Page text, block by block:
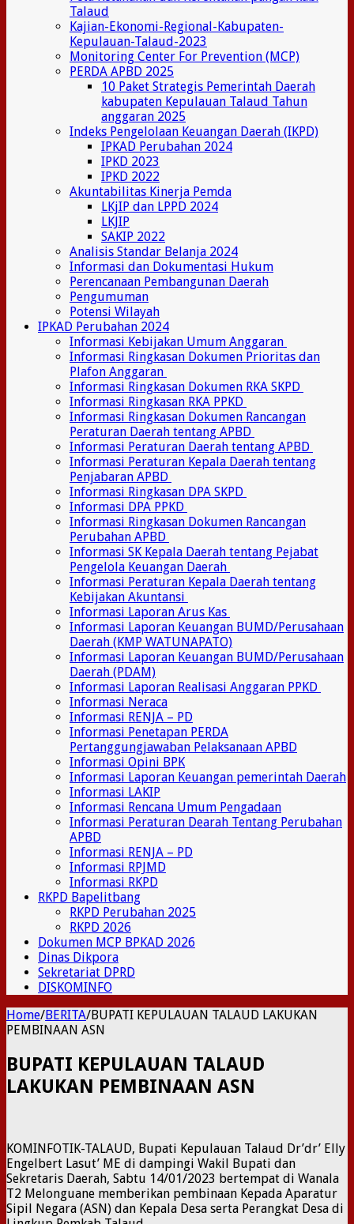
Talaud
Kajian-Ekonomi-Regional-Kabupaten-
Kepulauan-Talaud-2023
Monitoring Center For Prevention (MCP)
PERDA APBD 2025
10 Paket Strategis Pemerintah Daerah
kabupaten Kepulauan Talaud Tahun
anggaran 2025
Indeks Pengelolaan Keuangan Daerah (IKPD)
IPKAD Perubahan 2024
IPKD 2023
IPKD 2022
Akuntabilitas Kinerja Pemda
LKjIP dan LPPD 2024
LKJIP
SAKIP 2022
Analisis Standar Belanja 2024
Informasi dan Dokumentasi Hukum
Perencanaan Pembangunan Daerah
Pengumuman
Potensi Wilayah
IPKAD Perubahan 2024
Informasi Kebijakan Umum Anggaran
Informasi Ringkasan Dokumen Prioritas dan
Plafon Anggaran
Informasi Ringkasan Dokumen RKA SKPD
Informasi Ringkasan RKA PPKD
Informasi Ringkasan Dokumen Rancangan
Peraturan Daerah tentang APBD
Informasi Peraturan Daerah tentang APBD
Informasi Peraturan Kepala Daerah tentang
Penjabaran APBD
Informasi Ringkasan DPA SKPD
Informasi DPA PPKD
Informasi Ringkasan Dokumen Rancangan
Perubahan APBD
Informasi SK Kepala Daerah tentang Pejabat
Pengelola Keuangan Daerah
Informasi Peraturan Kepala Daerah tentang
Kebijakan Akuntansi
Informasi Laporan Arus Kas
Informasi Laporan Keuangan BUMD/Perusahaan
Daerah (KMP WATUNAPATO)
Informasi Laporan Keuangan BUMD/Perusahaan
Daerah (PDAM)
Informasi Laporan Realisasi Anggaran PPKD
Informasi Neraca
Informasi RENJA – PD
Informasi Penetapan PERDA
Pertanggungjawaban Pelaksanaan APBD
Informasi Opini BPK
Informasi Laporan Keuangan pemerintah Daerah
Informasi LAKIP
Informasi Rencana Umum Pengadaan
Informasi Peraturan Dearah Tentang Perubahan
APBD
Informasi RENJA – PD
Informasi RPJMD
Informasi RKPD
RKPD Bapelitbang
RKPD Perubahan 2025
RKPD 2026
Dokumen MCP BPKAD 2026
Dinas Dikpora
Sekretariat DPRD
DISKOMINFO
Home/BERITA/BUPATI KEPULAUAN TALAUD LAKUKAN
PEMBINAAN ASN
BUPATI KEPULAUAN TALAUD
LAKUKAN PEMBINAAN ASN
KOMINFOTIK-TALAUD, Bupati Kepulauan Talaud Dr’dr’ Elly
Engelbert Lasut’ ME di dampingi Wakil Bupati dan
Sekretaris Daerah, Sabtu 14/01/2023 bertempat di Wanala
T2 Melonguane memberikan pembinaan Kepada Aparatur
Sipil Negara (ASN) dan Kepala Desa serta Perangkat Desa di